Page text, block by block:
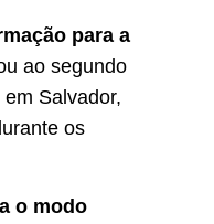
para a
ao segundo
Salvador,
os
o modo